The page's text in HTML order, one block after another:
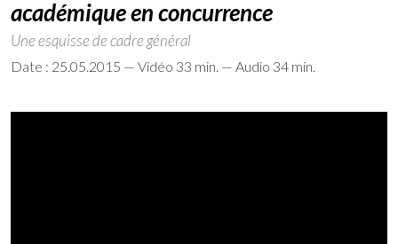
académique en concurrence
Une esquisse de cadre général
Date : 25.05.2015 — Vidéo 33 min. — Audio 34 min.